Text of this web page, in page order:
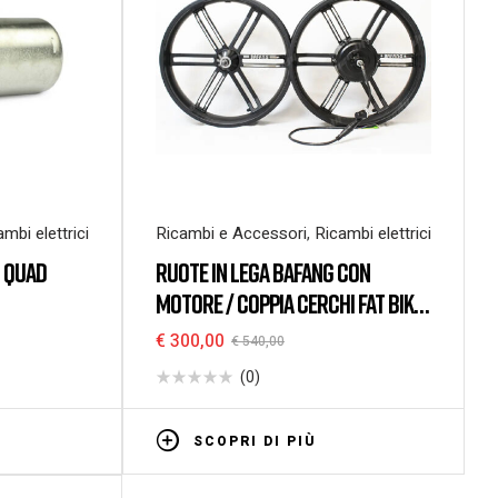
elettrici Ricambi e Accessori, Ricambi elettrici
RUOTE IN LEGA BAFANG CON
MOTORE / COPPIA CERCHI FAT BIKE
20″ – 36V 48V 52V DROPOUT
175MM
€540,00
€ 300,00
(0)
SCOPRI DI PIÙ